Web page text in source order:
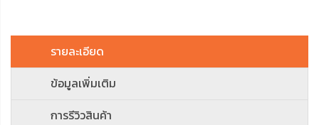
รายละเอียด
ข้อมูลเพิ่มเติม
การรีวิวสินค้า